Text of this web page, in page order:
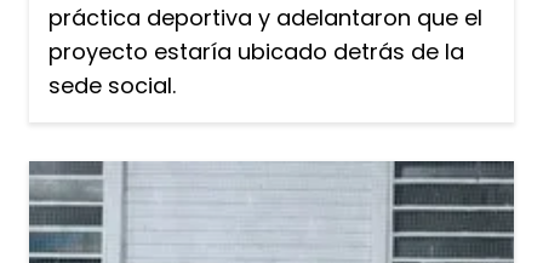
práctica deportiva y adelantaron que el
proyecto estaría ubicado detrás de la
sede social.